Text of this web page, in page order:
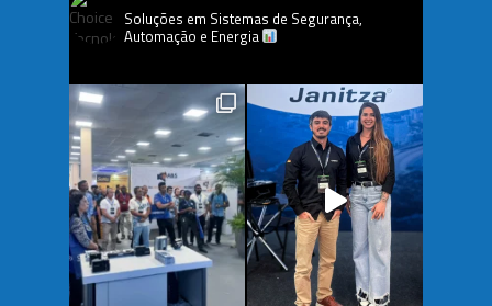
Soluções em Sistemas de Segurança,
Automação e Energia